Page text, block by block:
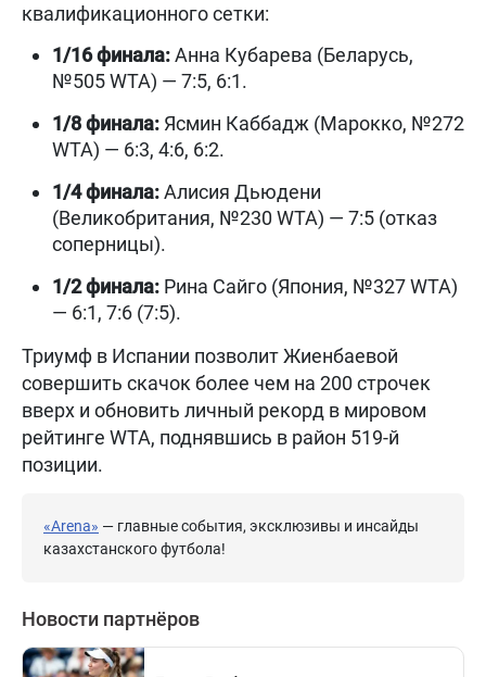
квалификационного сетки:
1/16 финала:Анна Кубарева (Беларусь,
№505 WTA) — 7:5, 6:1.
1/8 финала: Ясмин Каббадж (Марокко, №272
WTA) — 6:3, 4:6, 6:2.
1/4 финала:Алисия Дьюдени
(Великобритания, №230 WTA) — 7:5 (отказ
соперницы).
1/2 финала: Рина Сайго (Япония, №327 WTA)
— 6:1, 7:6 (7:5).
Триумф в Испании позволит Жиенбаевой
совершить скачок более чем на 200 строчек
вверх и обновить личный рекорд в мировом
рейтинге WTA, поднявшись в район 519-й
позиции.
«Arena» — главные события, эксклюзивы и инсайды
казахстанского футбола!